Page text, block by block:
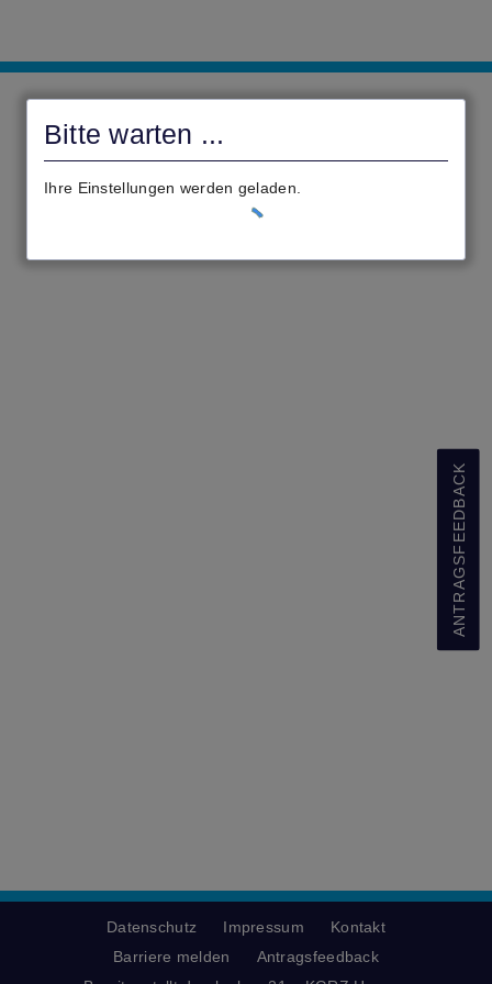
Bitte warten ...
Ihre Einstellungen werden geladen.
ANTRAGSFEEDBACK
Datenschutz Impressum
Kontakt
Barriere melden
Antragsfeedback